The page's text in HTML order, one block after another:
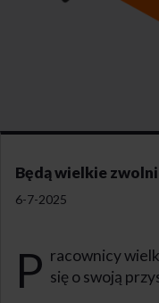
Będą wielkie
6-7-2025
P racownicy
się o swoją